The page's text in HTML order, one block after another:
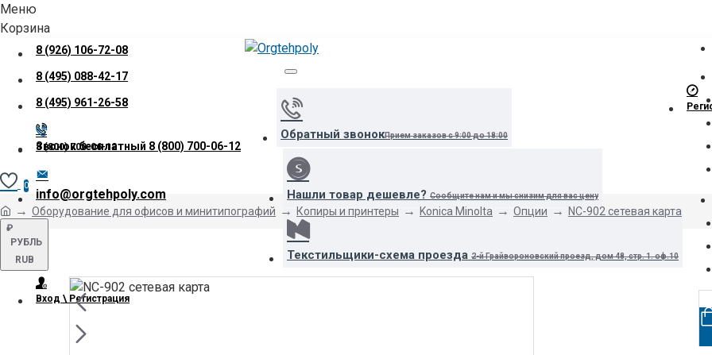
Меню
Корзина
8 (926) 106-72-08
8 (495) 088-42-17
8 (495) 961-26-58
Звонок бесплатный 8 (800) 700-06-12
info@orgtehpoly.com
₽
РУБЛЬ
RUB
Вход \ Регистрация
Обратный звонокПрием заказов с 9:00 до 18:00
Нашли товар дешевле? Сообщите нам и мы снизим для вас цену
Текстильщики-схема проезда 2-й Грайвороновский проезд, дом 48, стр. 1. оф.10
8 (800) 700-06-12
0
Оборудование для офисов и минитипографий Копиры и принтеры Konica Minolta Опции NC-902 сетевая карта